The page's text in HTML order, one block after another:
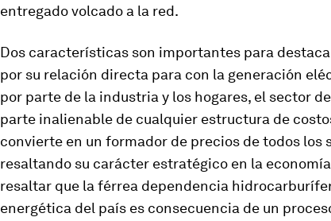
entregado volcado a la red.
Dos características son importantes para
por su relación directa para con la generación
por parte de la industria y los hogares, el sector
parte inalienable de cualquier estructura de
convierte en un formador de precios de todos los
resaltando su carácter estratégico en la
resaltar que la férrea dependencia
energética del país es consecuencia de un